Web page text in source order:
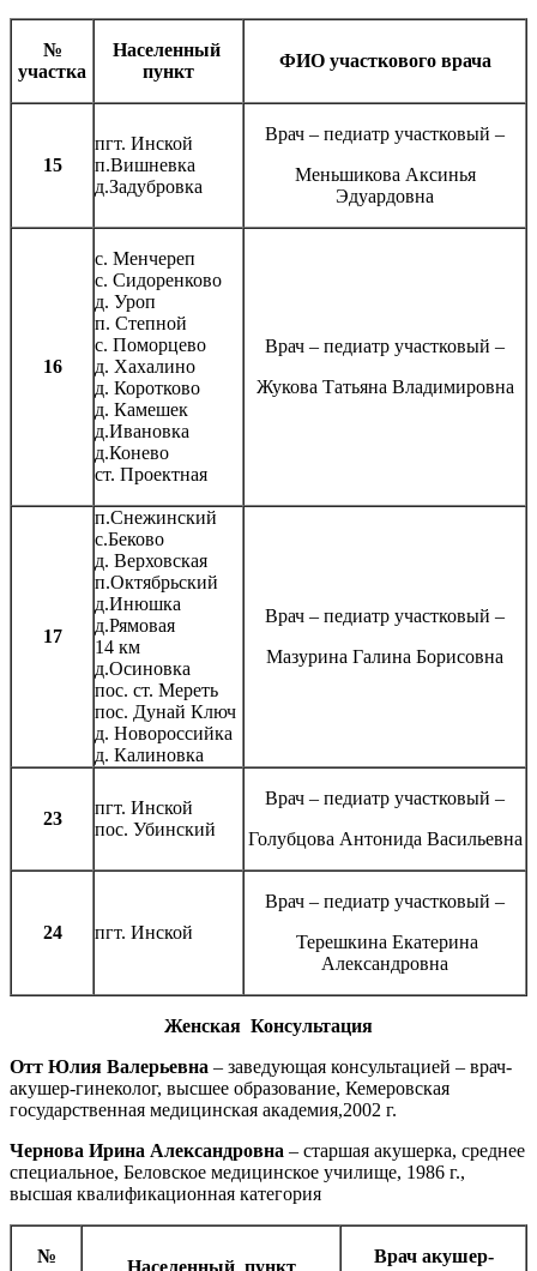
№
участка
Населенный
пункт
ФИО участкового врача
15
пгт. Инской
п.Вишневка
д.Задубровка
Врач – педиатр участковый –
Меньшикова Аксинья
Эдуардовна
16
с. Менчереп
с. Сидоренково
д. Уроп
п. Степной
с. Поморцево
д. Хахалино
д. Коротково
д. Камешек
д.Ивановка
д.Конево
ст. Проектная
Врач – педиатр участковый –
Жукова Татьяна Владимировна
17
п.Снежинский
с.Беково
д. Верховская
п.Октябрьский
д.Инюшка
д.Рямовая
14 км
д.Осиновка
пос. ст. Мереть
пос. Дунай Ключ
д. Новороссийка
д. Калиновка
Врач – педиатр участковый –
Мазурина Галина Борисовна
23
пгт. Инской
пос. Убинский
Врач – педиатр участковый –
Голубцова Антонида Васильевна
24 пгт. Инской
Врач – педиатр участковый –
Терешкина Екатерина
Александровна
Женская Консультация
Отт Юлия Валерьевна – заведующая консультацией – врач-
акушер-гинеколог, высшее образование, Кемеровская
государственная медицинская академия,2002 г.
Чернова Ирина Александровна – старшая акушерка, среднее
специальное, Беловское медицинское училище, 1986 г.,
высшая квалификационная категория
№
Населенный пункт
Врач акушер-